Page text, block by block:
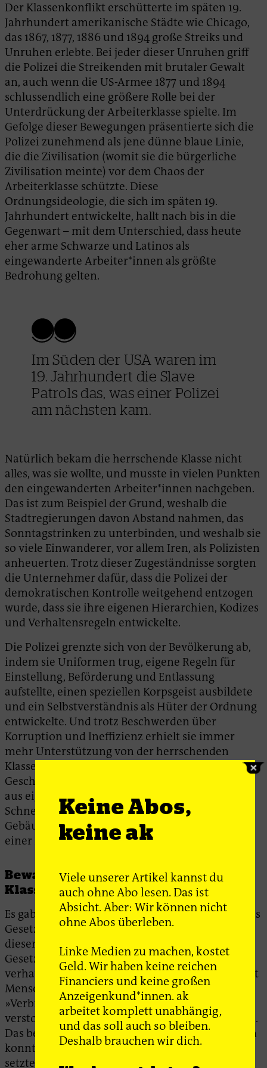
Der Klassenkonflikt erschütterte im späten 19.
Jahrhundert amerikanische Städte wie Chicago,
das 1867, 1877, 1886 und 1894 große Streiks und
Unruhen erlebte. Bei jeder dieser Unruhen griff
die Polizei die Streikenden mit brutaler Gewalt
an, auch wenn die US-Armee 1877 und 1894
schlussendlich eine größere Rolle bei der
Unterdrückung der Arbeiterklasse spielte. Im
Gefolge dieser Bewegungen präsentierte sich die
Polizei zunehmend als jene dünne blaue Linie,
die die Zivilisation (womit sie die bürgerliche
Zivilisation meinte) vor dem Chaos der
Arbeiterklasse schützte. Diese
Ordnungsideologie, die sich im späten 19.
Jahrhundert entwickelte, hallt nach bis in die
Gegenwart – mit dem Unterschied, dass heute
eher arme Schwarze und Latinos als
eingewanderte Arbeiter*innen als größte
Bedrohung gelten.
Im Süden der USA waren im
19. Jahrhundert die Slave
Patrols das, was einer Polizei
am nächsten kam.
Natürlich bekam die herrschende Klasse nicht
alles, was sie wollte, und musste in vielen Punkten
den eingewanderten Arbeiter*innen nachgeben.
Das ist zum Beispiel der Grund, weshalb die
Stadtregierungen davon Abstand nahmen, das
Sonntagstrinken zu unterbinden, und weshalb sie
so viele Einwanderer, vor allem Iren, als Polizisten
anheuerten. Trotz dieser Zugeständnisse sorgten
die Unternehmer dafür, dass die Polizei der
demokratischen Kontrolle weitgehend entzogen
wurde, dass sie ihre eigenen Hierarchien, Kodizes
und Verhaltensregeln entwickelte.
Die Polizei grenzte sich von der Bevölkerung ab,
indem sie Uniformen trug, eigene Regeln für
Einstellung, Beförderung und Entlassung
aufstellte, einen speziellen Korpsgeist ausbildete
und ein Selbstverständnis als Hüter der Ordnung
entwickelte. Und trotz Beschwerden über
Korruption und Ineffizienz erhielt sie immer
mehr Unterstützung von der herrschenden
Klasse. Das ging so weit, dass in Chicago
Geschäftsleute Geld sammelten und der Polizei
aus eigener Tasche Gewehre, Artillerie,
Schnellfeuergeschütze wie Gatling Guns und
Gebäude finanzierten und Mittel für den Aufbau
einer Polizeirente bereitstellten.
Bewaffneter Arm der herrschenden
Klasse
Es gab keine Zeit, in der die städtische Polizei »das
Gesetz« neutral durchsetzte oder auch nur
diesem Ideal nahe kam (genauso wenig, wie das
Gesetz selbst je neutral war). Im Norden der USA
verhaftete sie im gesamten 19. Jahrhundert meist
Menschen wegen des vage definierten
»Verbrechens«, gegen die öffentliche Ordnung
verstoßen zu haben, oder wegen Landstreicherei.
Das bedeutete, dass die Polizei jeden festnehmen
konnte, den sie als Bedrohung ansah. Im Süden
setzte sie in der Nach-Bürgerkriegszeit die
Keine Abos,
keine ak
Viele unserer Artikel kannst du
auch ohne Abo lesen. Das ist
Absicht. Aber: Wir können nicht
ohne Abos überleben.
Linke Medien zu machen, kostet
Geld. Wir haben keine reichen
Financiers und keine großen
Anzeigenkund*innen. ak
arbeitet komplett unabhängig,
und das soll auch so bleiben.
Deshalb brauchen wir dich.